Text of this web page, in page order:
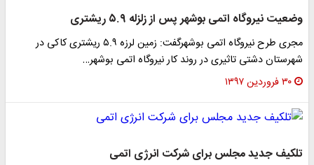
وضعیت نیروگاه اتمی بوشهر پس از زلزله ۵.۹ ریشتری
مجری طرح نیروگاه اتمی بوشهرگفت: زمین لرزه ۵.۹ ریشتری کاکی در
شهرستان دشتی تاثیری در روند کار نیروگاه اتمی بوشهر…
۳۰ فروردین ۱۳۹۷
تلکیف جدید مجلس برای شرکت انرژی اتمی